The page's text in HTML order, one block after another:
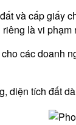
và cấp giấy
là vi
các doanh
diện tích đất